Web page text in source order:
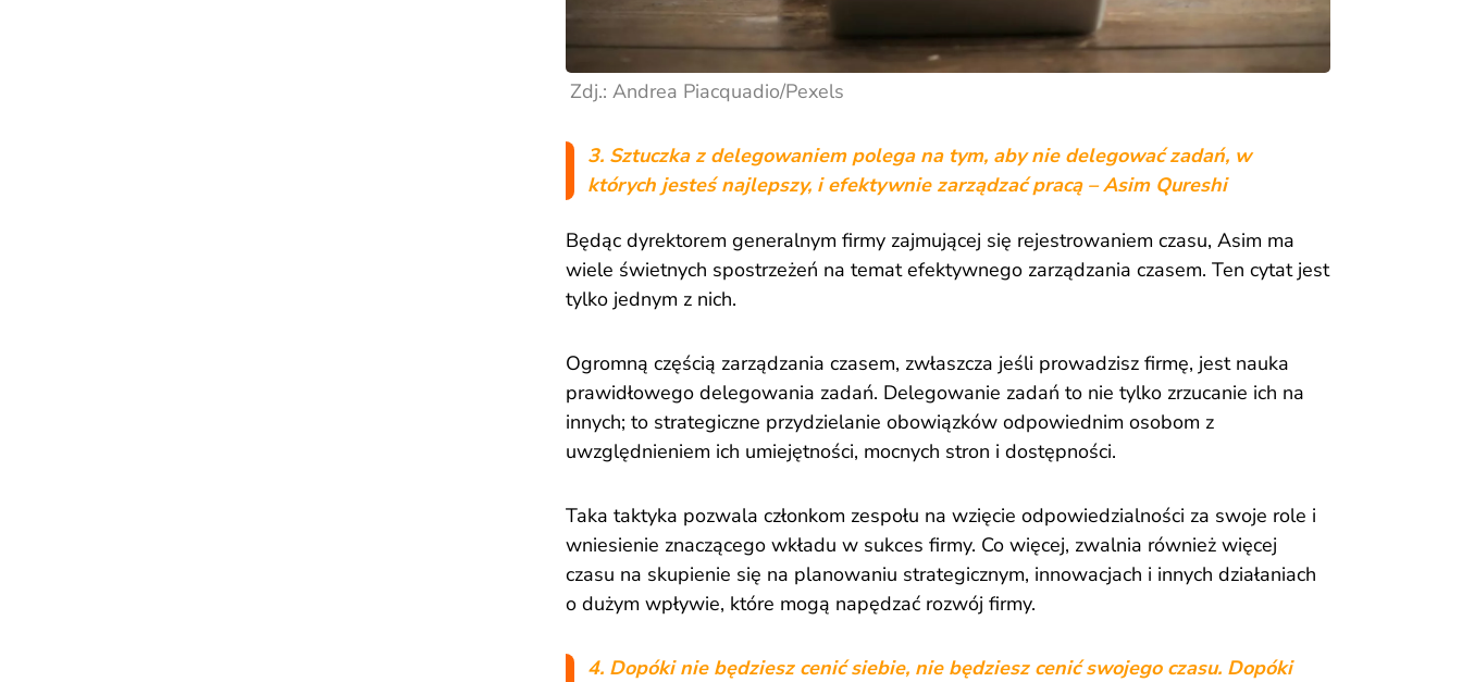
Zdj.: Andrea Piacquadio/Pexels
3. Sztuczka z delegowaniem polega na tym, aby nie delegować zadań, w
których jesteś najlepszy, i efektywnie zarządzać pracą – Asim Qureshi
Będąc dyrektorem generalnym firmy zajmującej się rejestrowaniem czasu, Asim ma
wiele świetnych spostrzeżeń na temat efektywnego zarządzania czasem. Ten cytat jest
tylko jednym z nich.
Ogromną częścią zarządzania czasem, zwłaszcza jeśli prowadzisz firmę, jest nauka
prawidłowego delegowania zadań. Delegowanie zadań to nie tylko zrzucanie ich na
innych; to strategiczne przydzielanie obowiązków odpowiednim osobom z
uwzględnieniem ich umiejętności, mocnych stron i dostępności.
Taka taktyka pozwala członkom zespołu na wzięcie odpowiedzialności za swoje role i
wniesienie znaczącego wkładu w sukces firmy. Co więcej, zwalnia również więcej
czasu na skupienie się na planowaniu strategicznym, innowacjach i innych działaniach
o dużym wpływie, które mogą napędzać rozwój firmy.
4. Dopóki nie będziesz cenić siebie, nie będziesz cenić swojego czasu. Dopóki